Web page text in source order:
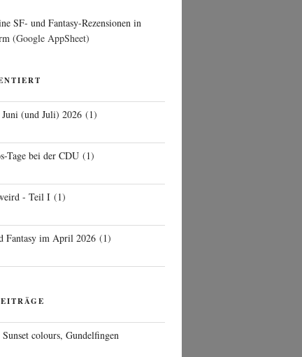
SF- und Fantasy-Rezensionen in
(Google AppSheet)
(und Juli) 2026 (1)
Tage bei der CDU (1)
- Teil I (1)
Fantasy im April 2026 (1)
colours, Gundelfingen